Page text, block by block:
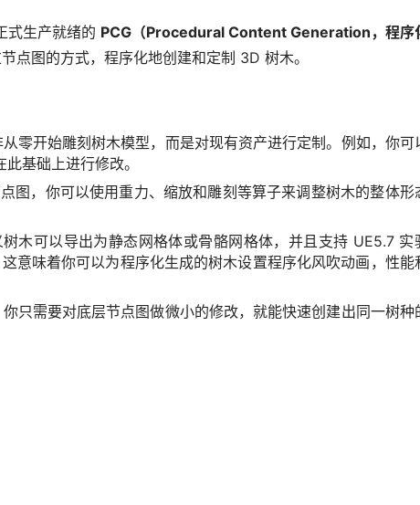
式生产就绪的 PCG（Procedural Content Generation，程序
点图的方式，程序化地创建和定制 3D 树木。
零开始雕刻树木模型，而是对现有资产进行定制。例如，你可
基础上进行修改。
图，你可以使用重力、缩放和雕刻等算子来调整树木的整体形
树木可以导出为静态网格体或骨骼网格体，并且支持 UE5.7 实
意味着你可以为程序化生成的树木设置程序化风吹动画，性能
只需要对底层节点图做微小的修改，就能快速创建出同一树种